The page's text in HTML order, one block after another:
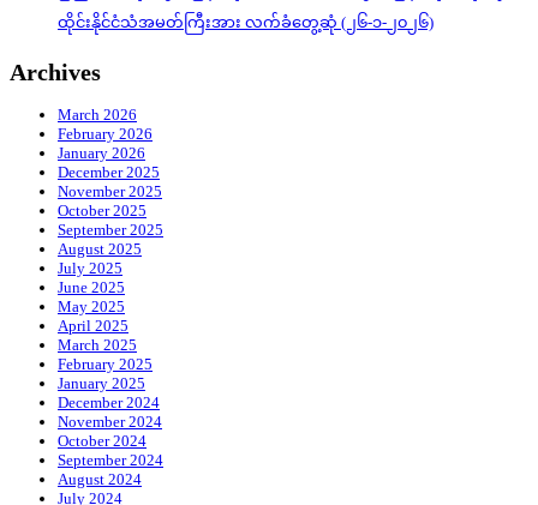
ထိုင်းနိုင်ငံသံအမတ်ကြီးအား လက်ခံတွေ့ဆုံ (၂၆-၁-၂၀၂၆)
Archives
March 2026
February 2026
January 2026
December 2025
November 2025
October 2025
September 2025
August 2025
July 2025
June 2025
May 2025
April 2025
March 2025
February 2025
January 2025
December 2024
November 2024
October 2024
September 2024
August 2024
July 2024